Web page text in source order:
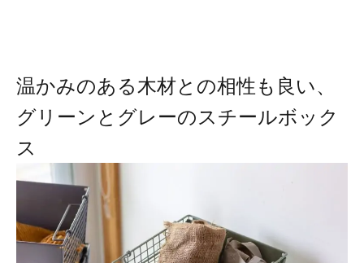
温かみのある木材との相性も良い、
グリーンとグレーのスチールボック
ス